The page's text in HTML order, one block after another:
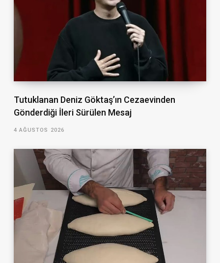
Tutuklanan Deniz Göktaş’ın Cezaevinden
Gönderdiği İleri Sürülen Mesaj
4 AĞUSTOS 2026